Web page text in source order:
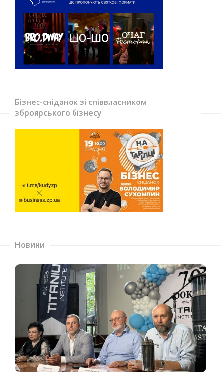
Бізнес-сніданок зі співвласником
зброярського бізнесу
Новини